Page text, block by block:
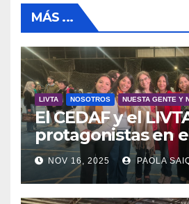
MÁS ...
LIVTA NOSOTROS NUESTA GENTE Y
El CEDAF y el
protagonistas en
Congreso
Agroecología
NOV 16, 2025 PAOLA